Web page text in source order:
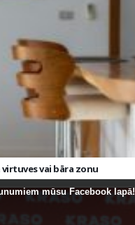
virtuves vai bāra zonu
mūsu Facebook lapā!